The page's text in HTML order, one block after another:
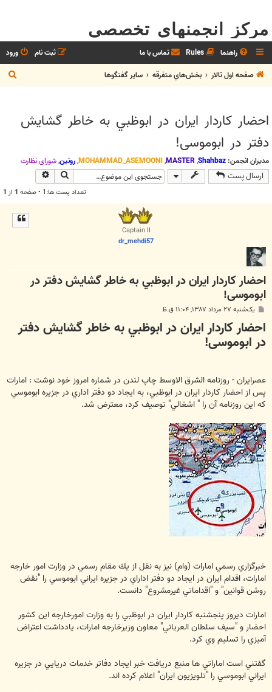
مرکز انجمنهای تخصصی
راهنما Rules تماس با ما ورود
ثبت نام
صفحه اول تالار
بخش‌‌هاي متفرقه ساير گفتگوها
س
احضار كاردار ايران در ابوظبي به خاطر گشایش
دفتر در ابوموسی!
مدیران انجمن: Shahbaz
,
MASTER
,
MOHAMMAD_ASEMOONI
,رونین,شوراي نظارت
ارسال پست جستجو
تعداد پست ها:1 • صفحه 1 از 1
Captain II
dr_mehdi57
احضار كاردار ايران در ابوظبي به خاطر گشایش دفتر در
ابوموسی!
ت
یک‌شنبه ۲۷ مرداد ۱۳۸۷, ۱۱:۰۴ ق.ظ
احضار كاردار ايران در ابوظبي به خاطر گشایش دفتر
در ابوموسی!
عصرایران - روزنامه الشرق الاوسط چاپ لندن در شماره امروز خود نوشت : امارات
پس از احضار كاردار ايران در ابوظبي، به ايجاد دو دفتر اداري در جزيره ابوموسي
كه اين روزنامه آن را " اشغالي" توصيف كرد، معترض شد.
خبرگزاري رسمي امارات (وام) نيز به نقل از يك مقام رسمي در وزارت امور خارجه
امارات، اقدام ايران در ايجاد دو دفتر اداراي در جزيره ايراني ابوموسي را "نقض
روشن قوانين" و "اقداماتي غيرمشروع" دانست.
امارات ديروز پنجشنبه كاردار ايران در ابوظبي را به وزارت امورخارجه اين كشور
احضار و "سيف سلطان العرياني" معاون وزيرخارجه امارات، يادداشت اعتراض
آميزي را تسليم وي كرد.
گفتني است اماراتي ها منبع دريافت خبر ايجاد دفاتر خدمات دريايي در جزيره
ايراني ابوموسي را "تلويزيون ايران" اعلام كرده اند.